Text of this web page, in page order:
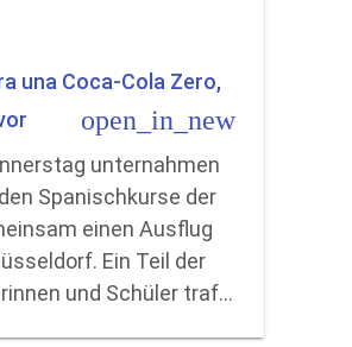
una Coca-Cola Zero,
open_in_new
unternahmen
Spanischkurse der
einen Ausflug
Ein Teil der
und Schüler traf…